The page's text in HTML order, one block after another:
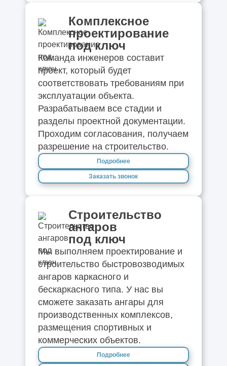
Комплексное
проектирование
под ключ
Команда инженеров составит
проект, который будет
соответствовать требованиям при
эксплуатации объекта.
Разрабатываем все стадии и
разделы проектной документации.
Проходим согласования, получаем
разрешение на строительство.
Подробнее
Заказать звонок
Строительство
ангаров
под ключ
Мы выполняем проектирование и
строительство быстровозводимых
ангаров каркасного и
бескаркасного типа. У нас вы
сможете заказать ангары для
производственных комплексов,
размещения спортивных и
коммерческих объектов.
Подробнее